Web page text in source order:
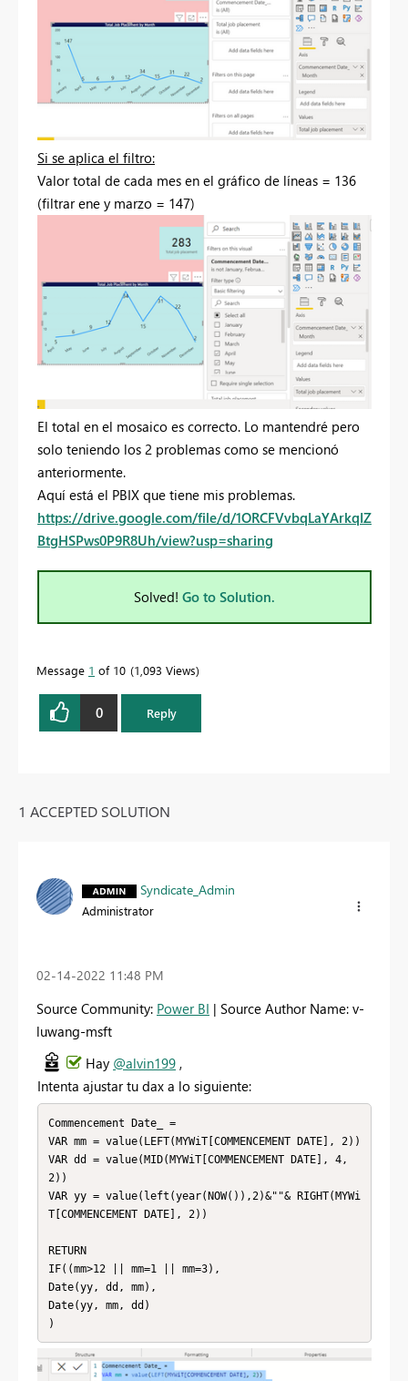
Si se aplica el filtro:
Valor total de cada mes en el gráfico de líneas = 136
(filtrar ene y marzo = 147)
El total en el mosaico es correcto. Lo mantendré pero
solo teniendo los 2 problemas como se mencionó
anteriormente.
Aquí está el PBIX que tiene mis problemas.
https://drive.google.com/file/d/1ORCFVvbqLaYArkqIZ
BtgHSPws0P9R8Uh/view?usp=sharing
Solved! Go to Solution.
Message 1 of 10 1,093 Views
0 Reply
1 ACCEPTED SOLUTION
Syndicate_Admin
Administrator
‎02-14-2022 11:48 PM
Source Community: Power BI | Source Author Name: v-
luwang-msft
Hay @alvin199 ,
Intenta ajustar tu dax a lo siguiente:
Commencement Date_ =
VAR mm = value(LEFT(MYWiT[COMMENCEMENT DATE], 2))
VAR dd = value(MID(MYWiT[COMMENCEMENT DATE], 4,
2))
VAR yy = value(left(year(NOW()),2)&""& RIGHT(MYWi
T[COMMENCEMENT DATE], 2))
RETURN
IF((mm>12 || mm=1 || mm=3),
Date(yy, dd, mm),
Date(yy, mm, dd)
)